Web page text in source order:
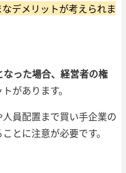
デメリットが考えられま
った場合、経営者の権
があります。
員配置まで買い手企業の
とに注意が必要です。